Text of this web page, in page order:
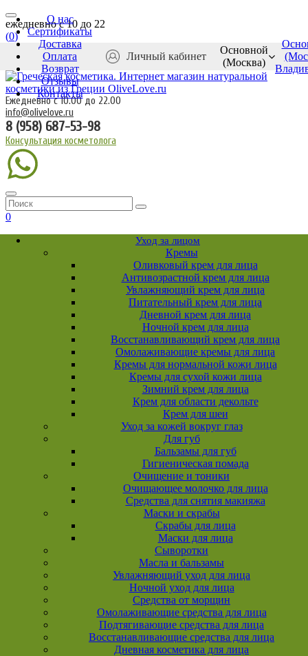
ежедневно c 10 до 22
(0)
О нас
Сертификаты
Доставка
Оплата
Возврат
Отзывы
Контакты
Личный кабинет
Основной
(Москва)
Ежедневно с 10.00 до 22.00
info@olivelove.ru
8 (958) 687-53-98
Консультация косметолога
0
Уход за лицом
Кремы
Оливковый крем для лица
Антивозрастной крем для лица
Увлажняющий крем для лица
Питательный крем для лица
Дневной крем для лица
Ночной крем для лица
Восстанавливающий крем для лица
Омолаживающие кремы для лица
Кремы для нормальной кожи лица
Кремы для сухой кожи лица
Зимний крем для лица
Крем для области декольте
Крем для шеи
Уход за кожей вокруг глаз
Для губ
Бальзамы для губ
Гигиеническая помада
Очищение и тоники
Очищающее молочко для лица
Средства для снятия макияжа
Маски и скрабы
Скрабы для лица
Маски для лица
Сыворотки
Масла и бальзамы
Увлажняющий уход для лица
Ночной уход для лица
Средства от морщин
Омолаживающие средства для лица
Подтягивающие средства для лица
Восстанавливающие средства для лица
Дневная косметика для лица